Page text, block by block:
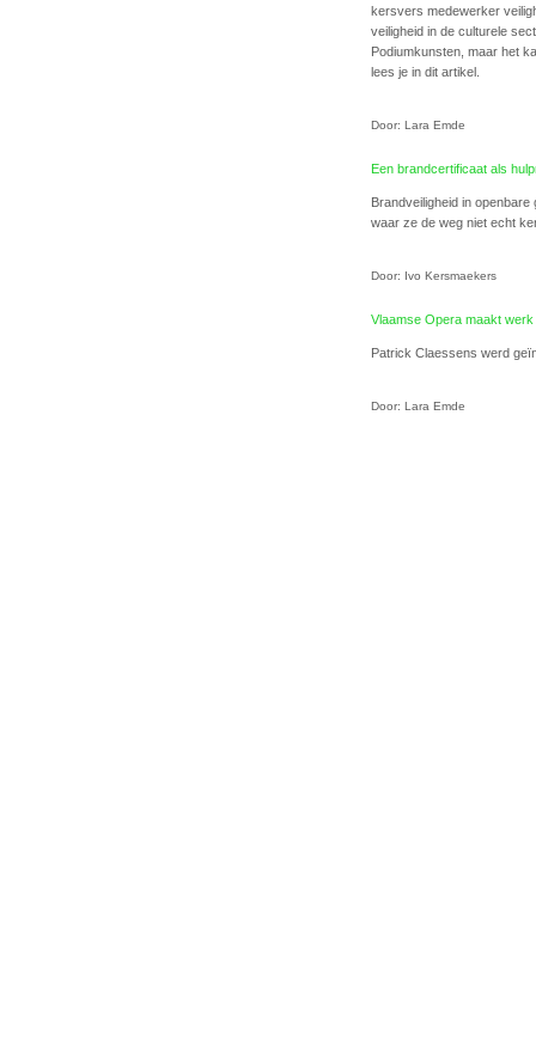
kersvers medewerker
veiligheid in de culturele
Podiumkunsten, maar het
lees je in dit artikel.
Door: Lara Emde
Een brandcertificaat als
Brandveiligheid in
waar ze de weg niet echt
Door: Ivo Kersmaekers
Vlaamse Opera maakt
Patrick Claessens werd
Door: Lara Emde